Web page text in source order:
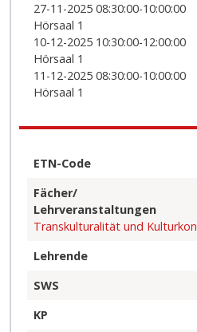
27-11-2025 08:30:00-10:00:00
Hörsaal 1
10-12-2025 10:30:00-12:00:00
Hörsaal 1
11-12-2025 08:30:00-10:00:00
Hörsaal 1
ETN-Code
Fächer/
Lehrveranstaltungen
Transkulturalität und
Lehrende
SWS
KP